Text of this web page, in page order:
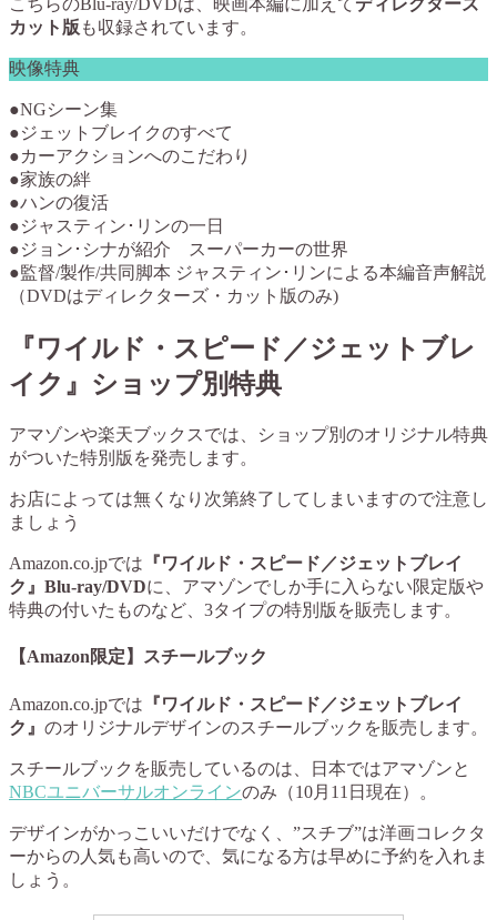
こちらのBlu-ray/DVDは、映画本編に加えて ディレクターズ
カット版 も収録されています。
映像特典
●NGシーン集
●ジェットブレイクのすべて
●カーアクションへのこだわり
●家族の絆
●ハンの復活
●ジャスティン･リンの一日
●ジョン･シナが紹介 スーパーカーの世界
●監督/製作/共同脚本 ジャスティン･リンによる本編音声解説
（DVDはディレクターズ・カット版のみ)
『ワイルド・スピード／ジェットブレ
イク』ショップ別特典
アマゾンや楽天ブックスでは、ショップ別のオリジナル特典
がついた特別版を発売します。
お店によっては無くなり次第終了してしまいますので注意し
ましょう
Amazon.co.jpでは 『ワイルド・スピード／ジェットブレイ
ク』Blu-ray/DVDに、アマゾンでしか手に入らない限定版や
特典の付いたものなど、3タイプの特別版を販売します。
【Amazon限定】スチールブック
Amazon.co.jpでは 『ワイルド・スピード／ジェットブレイ
ク』 のオリジナルデザインのスチールブックを販売します。
スチールブックを販売しているのは、日本ではアマゾンと
NBCユニバーサルオンラインのみ（10月11日現在）。
デザインがかっこいいだけでなく、”スチブ”は洋画コレクタ
ーからの人気も高いので、気になる方は早めに予約を入れま
しょう。